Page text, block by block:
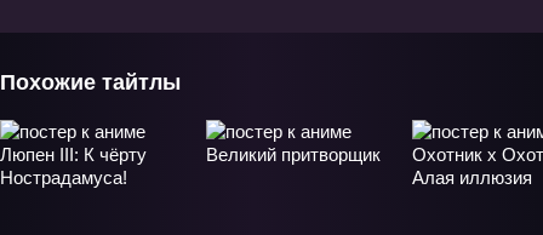
Похожие тайтлы